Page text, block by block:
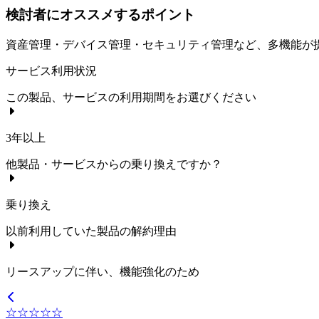
検討者にオススメするポイント
資産管理・デバイス管理・セキュリティ管理など、多機能が
サービス利用状況
この製品、サービスの利用期間をお選びください
3年以上
他製品・サービスからの乗り換えですか？
乗り換え
以前利用していた製品の解約理由
リースアップに伴い、機能強化のため
☆☆☆☆☆